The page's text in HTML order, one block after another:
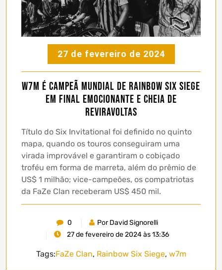
27 de fevereiro de 2024
w7m é campeã mundial de Rainbow Six Siege
em final emocionante e cheia de
reviravoltas
Título do Six Invitational foi definido no quinto
mapa, quando os touros conseguiram uma
virada improvável e garantiram o cobiçado
troféu em forma de marreta, além do prêmio de
US$ 1 milhão; vice-campeões, os compatriotas
da FaZe Clan receberam US$ 450 mil.
0
Por David Signorelli
27 de fevereiro de 2024 às 13:36
Tags:FaZe Clan, Rainbow Six Siege, w7m